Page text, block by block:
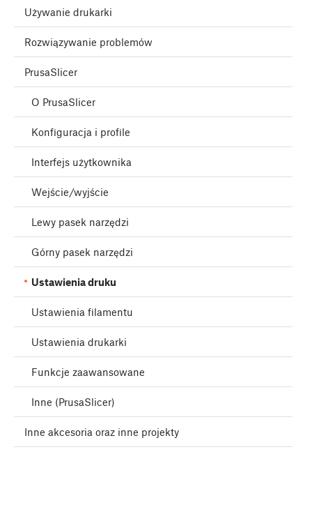
Używanie drukarki
Rozwiązywanie problemów
PrusaSlicer
O PrusaSlicer
Konfiguracja i profile
Interfejs użytkownika
Wejście/wyjście
Lewy pasek narzędzi
Górny pasek narzędzi
Ustawienia druku
Ustawienia filamentu
Ustawienia drukarki
Funkcje zaawansowane
Inne (PrusaSlicer)
Inne akcesoria oraz inne projekty